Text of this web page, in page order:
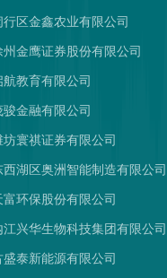
行区金鑫农业有限公司
州金鹰证券股份有限公司
航教育有限公司
金融有限公司
坊寰祺证券有限公司
西湖区奥洲智能制造有限公司
富环保股份有限公司
江兴华生物科技集团有限公司
盛泰新能源有限公司